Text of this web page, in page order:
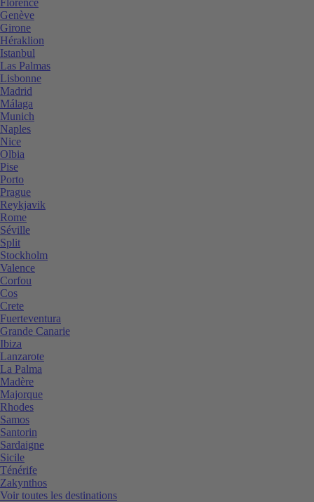
Genève
Girone
Héraklion
Istanbul
Las Palmas
Lisbonne
Madrid
Málaga
Munich
Naples
Nice
Olbia
Pise
Porto
Prague
Reykjavik
Rome
Séville
Split
Stockholm
Valence
Corfou
Cos
Crete
Fuerteventura
Grande Canarie
Ibiza
Lanzarote
La Palma
Madère
Majorque
Rhodes
Samos
Santorin
Sardaigne
Sicile
Ténérife
Zakynthos
Voir toutes les destinations